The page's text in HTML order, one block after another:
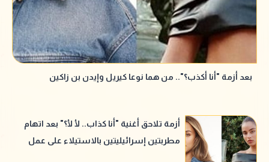
بعد أزمة "أنا أكذب؟".. من هما نوعا كيريل وإيدن بن زاكين
أزمة تلاحق أغنية "أنا كذاب.. لأ لأ؟" بعد اتهام
مطربتين إسرائيليتين بالاستيلاء على عمل